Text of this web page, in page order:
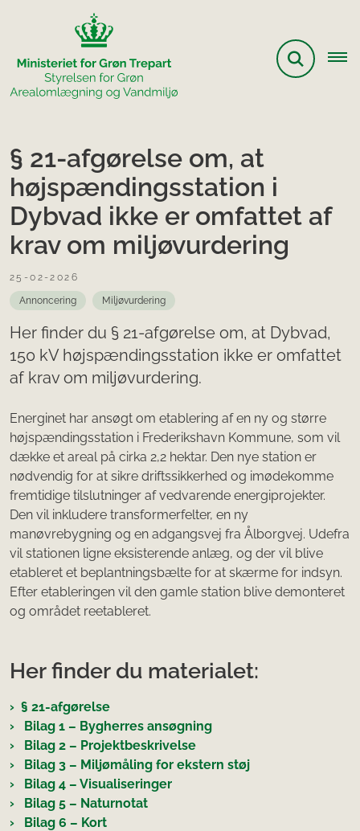
§ 21-afgørelse om, at
højspændingsstation i
Dybvad ikke er omfattet af
krav om miljøvurdering
25-02-2026
Annoncering Miljøvurdering
Her finder du § 21-afgørelse om, at Dybvad,
150 kV højspændingsstation ikke er omfattet
af krav om miljøvurdering.
Energinet har ansøgt om etablering af en ny og større
højspændingsstation i Frederikshavn Kommune, som vil
dække et areal på cirka 2,2 hektar. Den nye station er
nødvendig for at sikre driftssikkerhed og imødekomme
fremtidige tilslutninger af vedvarende energiprojekter.
Den vil inkludere transformerfelter, en ny
manøvrebygning og en adgangsvej fra Ålborgvej. Udefra
vil stationen ligne eksisterende anlæg, og der vil blive
etableret et beplantningsbælte for at skærme for indsyn.
Efter etableringen vil den gamle station blive demonteret
og området reetableret.
Her finder du materialet:
§ 21-afgørelse
Bilag 1 – Bygherres ansøgning
Bilag 2 – Projektbeskrivelse
Bilag 3 – Miljømåling for ekstern støj
Bilag 4 – Visualiseringer
Bilag 5 – Naturnotat
Bilag 6 – Kort